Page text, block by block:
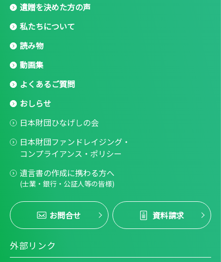
遺贈を決めた方の声
私たちについて
読み物
動画集
よくあるご質問
おしらせ
日本財団ひなげしの会
日本財団ファンドレイジング・
コンプライアンス・ポリシー
遺言書の作成に携わる方へ
(士業・銀行・公証人等の皆様)
お問合せ 資料請求
外部リンク